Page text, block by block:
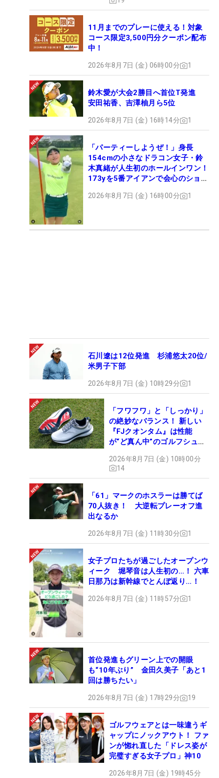
11月までのプレーに使える！対象
コース限定3,500円分クーポン配布
中！
2026年8月7日 (金) 06時00分 1
鈴木愛が大会2勝目へ首位T発進
安田祐香、吉澤柚月ら5位
2026年8月7日 (金) 16時14分 1
「パーティーしようぜ！」身長
154cmの小さなドラコン女子・鈴
木真緒が人生初のホールインワン！
173yを5番アイアンで会心のショッ
2026年8月7日 (金) 16時00分 1
石川遼は12位発進 杉浦悠太20位/
米男子下部
2026年8月7日 (金) 10時29分 1
「フワフワ」と「しっかり」
の絶妙なバランス！ 新しい
『FJクオンタム』は性能
が“ど真ん中”のゴルフシュー
2026年8月7日 (金) 10時00分
14
「61」マークのホスラーは勝てば
70人抜き！ 大逆転プレーオフ進
出なるか
2026年8月7日 (金) 11時30分 1
女子プロたちが過ごしたオープンウ
ィーク 堀琴音は人生初の…！ 六車
日那乃は新幹線でとんぼ返り…！
2026年8月7日 (金) 11時57分 1
首位発進もグリーン上での開眼
も“10年ぶり” 金田久美子「あと1
回は勝ちたい」
2026年8月7日 (金) 17時29分 19
ゴルフウェアとは一味違うギ
ャップにノックアウト！ ファ
ンが惚れ直した「ドレス姿が
完璧すぎる女子プロ」神10
2026年8月7日 (金) 19時45分